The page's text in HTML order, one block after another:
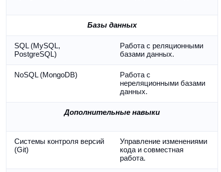
Базы данных
SQL (MySQL,
PostgreSQL)
Работа с реляционными
базами данных.
NoSQL (MongoDB)
Работа с
нереляционными базами
данных.
Дополнительные навыки
Системы контроля версий
(Git)
Управление изменениями
кода и совместная
работа.